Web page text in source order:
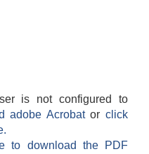
is not configured to
adobe Acrobatorclick
to download the PDF